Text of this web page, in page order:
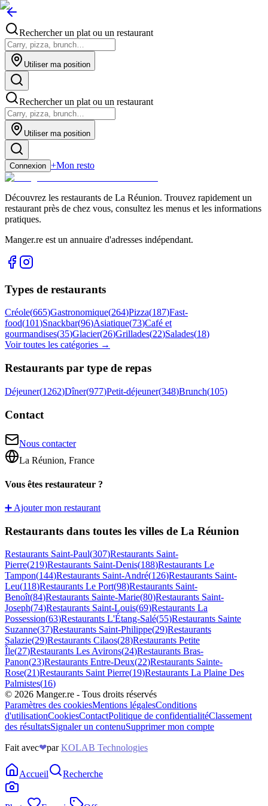
Rechercher un plat ou un restaurant
Utiliser ma position
Rechercher un plat ou un restaurant
Utiliser ma position
Connexion +Mon resto
Découvrez les restaurants de La Réunion. Trouvez rapidement un
restaurant près de chez vous, consultez les menus et les informations
pratiques.
Manger.re est un annuaire d'adresses indépendant.
Types de restaurants
Créole(665)Gastronomique(264)Pizza(187)Fast-
food(101)Snackbar(96)Asiatique(73)Café et
gourmandises(35)Glacier(26)Grillades(22)Salades(18)
Voir toutes les catégories →
Restaurants par type de repas
Déjeuner(1262)Dîner(977)Petit-déjeuner(348)Brunch(105)
Contact
Nous contacter
La Réunion, France
Vous êtes restaurateur ?
➕ Ajouter mon restaurant
Restaurants dans toutes les villes de La Réunion
Restaurants Saint-Paul(307)Restaurants Saint-
Pierre(219)Restaurants Saint-Denis(188)Restaurants Le
Tampon(144)Restaurants Saint-André(126)Restaurants Saint-
Leu(118)Restaurants Le Port(98)Restaurants Saint-
Benoît(84)Restaurants Sainte-Marie(80)Restaurants Saint-
Joseph(74)Restaurants Saint-Louis(69)Restaurants La
Possession(63)Restaurants L'Étang-Salé(55)Restaurants Sainte
Suzanne(37)Restaurants Saint-Philippe(29)Restaurants
Salazie(29)Restaurants Cilaos(28)Restaurants Petite
Île(27)Restaurants Les Avirons(24)Restaurants Bras-
Panon(23)Restaurants Entre-Deux(22)Restaurants Sainte-
Rose(21)Restaurants Saint Pierre(19)Restaurants La Plaine Des
Palmistes(16)
© 2026 Manger.re - Tous droits réservés
Paramètres des cookiesMentions légalesConditions
d'utilisationCookiesContactPolitique de confidentialitéClassement
des résultatsSignaler un contenuSupprimer mon compte
Fait avec❤par KOLAB Technologies
Accueil Recherche